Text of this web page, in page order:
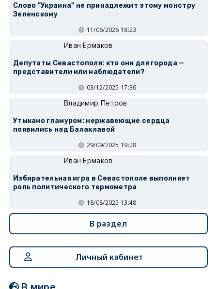
Слово "Украина" не принадлежит этому монстру
Зеленскому
11/06/2026 18:23
Иван Ермаков
Депутаты Севастополя: кто они для города —
представители или наблюдатели?
03/12/2025 17:36
Владимир Петров
Утыкано гламуром: нержавеющие сердца
появились над Балаклавой
29/09/2025 19:28
Иван Ермаков
Избирательная игра в Севастополе выполняет
роль политического термометра
18/08/2025 13:48
В раздел
Личный кабинет